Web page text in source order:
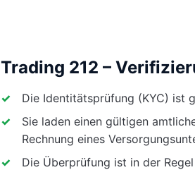
Trading 212 –
Die Identitätsprüfung (KYC) ist
Sie laden einen gültigen
Rechnung eines
Die Überprüfung ist in der